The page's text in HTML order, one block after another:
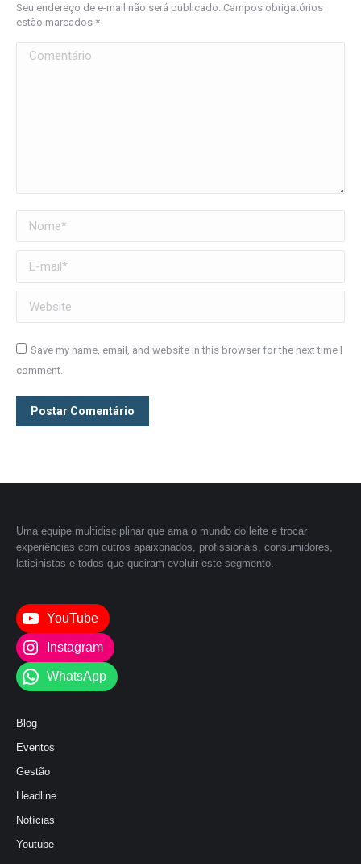
Seu endereço de e-mail não será publicado. Campos obrigatórios
estão marcados *
Comentário
Nome *
E-mail *
Website
Save my name, email, and website in this browser for the next time I
comment.
Postar Comentário
Uma equipe multidisciplinar que ama o mundo do leite e trocar
experiências com outros apaixonados, profissionais, consumidores,
laticinistas e todos que queiram evoluir este segmento.
YouTube
Instagram
WhatsApp
Blog
Eventos
Gestão
Headline
Notícias
Youtube